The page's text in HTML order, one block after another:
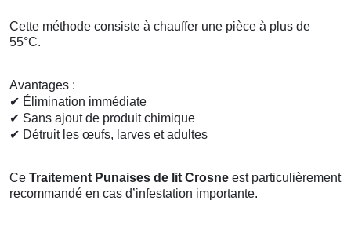
Cette méthode consiste à chauffer une pièce à plus de
55°C.
Avantages :
✔ Élimination immédiate
✔ Sans ajout de produit chimique
✔ Détruit les œufs, larves et adultes
Ce Traitement Punaises de lit Crosne est particulièrement
recommandé en cas d’infestation importante.